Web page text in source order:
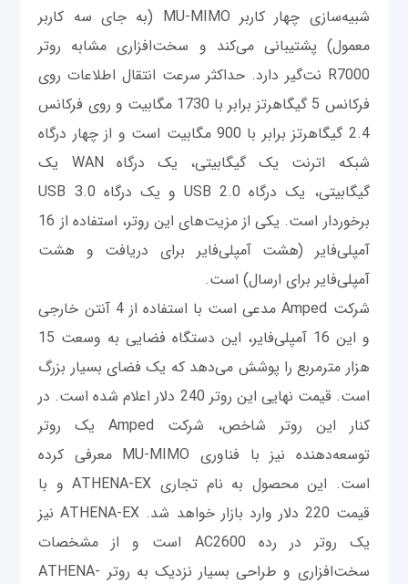
شبیه‌سازی چهار کاربر MU-MIMO (به جای سه کاربر
معمول) پشتیبانی می‌کند و سخت‌افزاری مشابه روتر
R7000 نت‌گیر دارد. حداکثر سرعت انتقال اطلاعات روی
فرکانس 5 گیگاهرتز برابر با 1730 مگابیت و روی فرکانس
2.4 گیگاهرتز برابر با 900 مگابیت است و از چهار درگاه
شبکه اترنت یک گیگابیتی، یک درگاه WAN یک
گیگابیتی، یک درگاه USB 2.0 و یک درگاه USB 3.0
برخوردار است. یکی از مزیت‌های این روتر، استفاده از 16
آمپلی‌فایر (هشت آمپلی‌فایر برای دریافت و هشت
آمپلی‌فایر برای ارسال) است.
شرکت Amped مدعی است با استفاده از 4 آنتن خارجی
و این 16 آمپلی‌فایر، این دستگاه فضایی به وسعت 15
هزار مترمربع را پوشش می‌دهد که یک فضای بسیار بزرگ
است. قیمت نهایی این روتر 240 دلار اعلام شده است. در
کنار این روتر شاخص، شرکت Amped یک روتر
توسعه‌دهنده نیز با فناوری MU-MIMO معرفی کرده
است. این محصول به نام تجاری ATHENA-EX و با
قیمت 220 دلار وارد بازار خواهد شد. ATHENA-EX نیز
یک روتر در رده AC2600 است و از مشخصات
سخت‌افزاری و طراحی بسیار نزدیک به روتر ATHENA-